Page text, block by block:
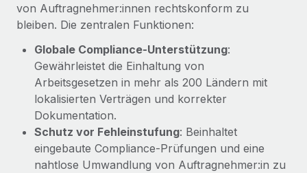
Gründung von Niederlassungen
Niederlassungen
Mobilität und Relocation
Mühelose Relocation von Mitarbeiter:innen
Benefits
Mühelose Verwaltung von Benefits
Strategische Partnerschaft zwischen
Management und Payroll
Reverse Tech auf einen Blick Das Gesundheits- und
Wellness-Startup Reverse Tech hat das globale...
Mehr erfahren
Contractor Management
Den Blog erkunden
BLOG
Neues zu Remote-Produkten: Integration mit
Gusto und Zero und Contractor Management
Plus
von Auftragnehmer:innen rechtskonform zu
bleiben. Die zentralen Funktionen:
Globale Compliance-Unterstützung:
Gewährleistet die Einhaltung von
Arbeitsgesetzen in mehr als 200 Ländern mit
lokalisierten Verträgen und korrekter
Dokumentation.
Schutz vor Fehleinstufung: Beinhaltet
eingebaute Compliance-Prüfungen und eine
nahtlose Umwandlung von Auftragnehmer:in zu